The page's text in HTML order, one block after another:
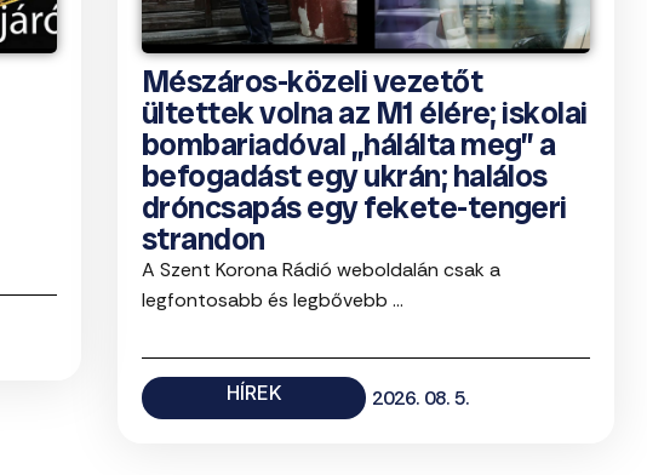
Mészáros-közeli vezetőt
ültettek volna az M1 élére; iskolai
bombariadóval „hálálta meg” a
befogadást egy ukrán; halálos
dróncsapás egy fekete-tengeri
strandon
A Szent Korona Rádió weboldalán csak a
legfontosabb és legbővebb ...
HÍREK 2026. 08. 5.